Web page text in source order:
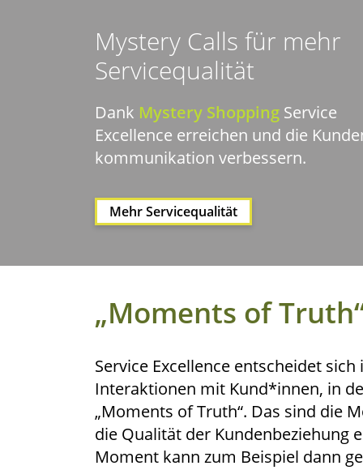
Mys­tery Calls für mehr
Servicequalität
Dank Mys­tery Shop­ping Ser­vice
Excel­lence errei­chen und die
kom­mu­ni­ka­ti­on verbessern.
Mehr Ser­vice­qua­li­tät
„Moments of
Ser­vice Excel­lence ent­schei­det
Inter­ak­tio­nen mit Kund*innen, in
„Moments of Truth“. Das sind die
die Qua­li­tät der Kun­den­be­zie­hung
Moment kann zum Bei­spiel dann